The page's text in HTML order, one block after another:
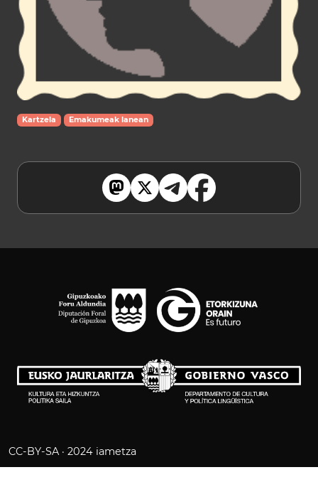
Kartzela Emakumeak lanean
CC-BY-SA · 2024 iametza